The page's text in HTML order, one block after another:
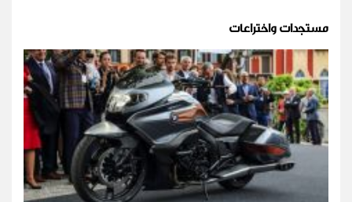
مستجدات واختراعات